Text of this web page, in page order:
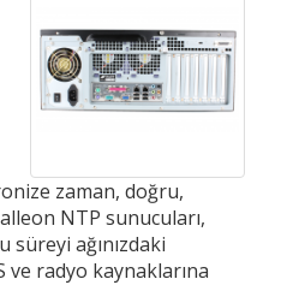
zaman, doğru,
NTP sunucuları,
ağınızdaki
ve radyo kaynaklarına